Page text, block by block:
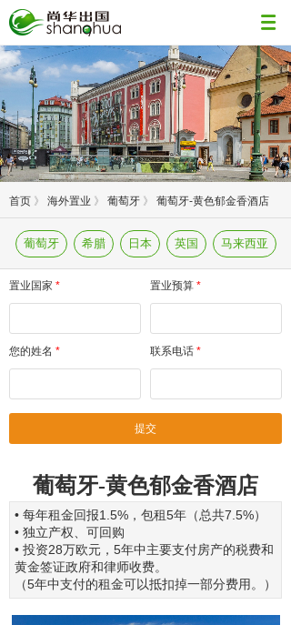
首页 》 海外置业 》 葡萄牙 》 葡萄牙-黄色郁金香酒店
葡萄牙 希腊 日本 英国 马来西亚
置业国家 * 置业预算 *
您的姓名 * 联系电话 *
提交
葡萄牙-黄色郁金香酒店
• 每年租金回报1.5%，包租5年（总共7.5%）
• 独立产权、可回购
• 投资28万欧元，5年中主要支付房产的税费和
黄金签证政府和律师收费。
（5年中支付的租金可以抵扣掉一部分费用。）